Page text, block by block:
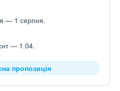
— 1 серпня.
— 1.04.
пропозиція